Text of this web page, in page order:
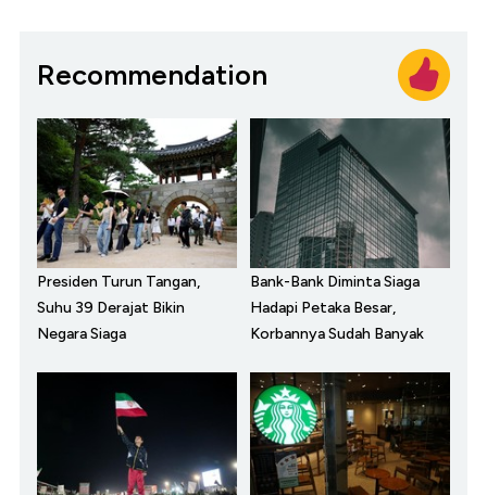
Recommendation
Presiden Turun Tangan,
Suhu 39 Derajat Bikin
Negara Siaga
Bank-Bank Diminta Siaga
Hadapi Petaka Besar,
Korbannya Sudah Banyak